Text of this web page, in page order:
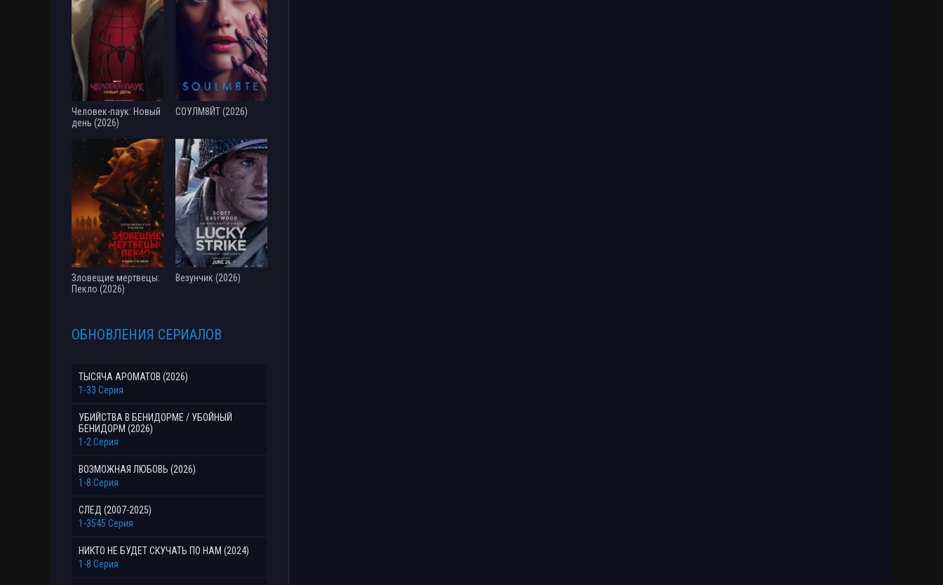
Человек-паук: Новый
день (2026)
СОУЛМ8ЙТ (2026)
Зловещие мертвецы:
Пекло (2026)
Везунчик (2026)
ОБНОВЛЕНИЯ СЕРИАЛОВ
ТЫСЯЧА АРОМАТОВ (2026)
1-33 Серия
УБИЙСТВА В БЕНИДОРМЕ / УБОЙНЫЙ
БЕНИДОРМ (2026)
1-2 Серия
ВОЗМОЖНАЯ ЛЮБОВЬ (2026)
1-8 Серия
СЛЕД (2007-2025)
1-3545 Серия
НИКТО НЕ БУДЕТ СКУЧАТЬ ПО НАМ (2024)
1-8 Серия